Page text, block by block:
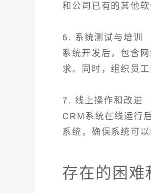
和公司已有的其他
6. 系统测试与培训
系统开发后，包含
求。同时，组织员
7. 线上操作和改进
CRM系统在线运行
系统，确保系统可
存在的困难